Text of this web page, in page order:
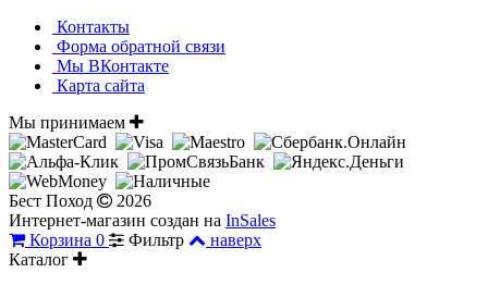
Контакты
Форма обратной связи
Мы ВКонтакте
Карта сайта
Мы принимаем
Бест Поход
2026
Интернет-магазин создан на InSales
Корзина 0 Фильтр
наверх
Каталог